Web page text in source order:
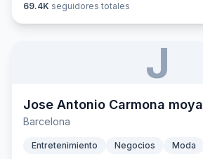
69.4K seguidores totales
J
Jose Antonio Carmona moya
Barcelona
Entretenimiento Negocios Moda